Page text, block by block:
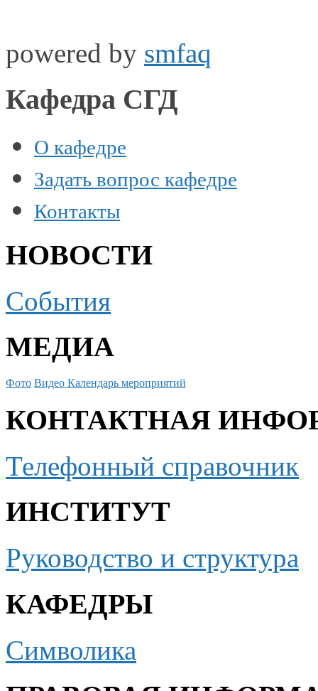
powered by smfaq
Кафедра СГД
О кафедре
Задать вопрос кафедре
Контакты
НОВОСТИ
События
МЕДИА
Фото Видео Календарь мероприятий
КОНТАКТНАЯ
Телефонный справочник
ИНСТИТУТ
Руководство и структура
КАФЕДРЫ
Символика